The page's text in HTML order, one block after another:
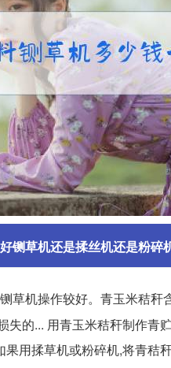
铡草机还是揉丝机还是粉碎
草机操作较好。青玉米秸秆
失的... 用青玉米秸秆制作
用揉草机或粉碎机,将青秸